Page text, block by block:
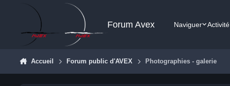
Aller au contenu
Forum Avex Naviguer Activité
Accueil Forum public d'AVEX Photographies - galerie